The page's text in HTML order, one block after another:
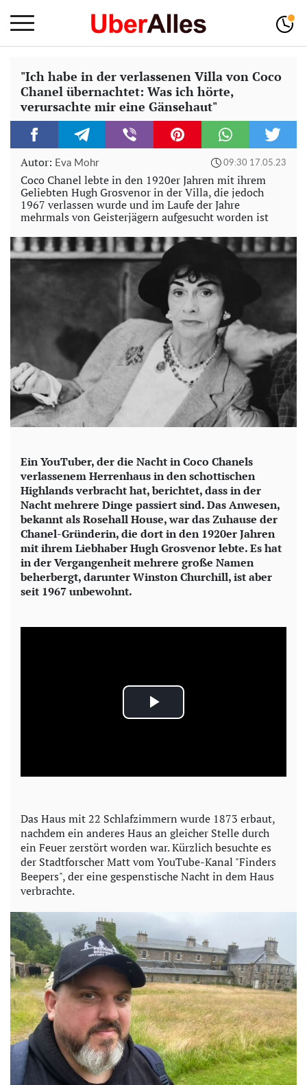
"Ich habe in der verlassenen Villa von Coco
Chanel übernachtet: Was ich hörte,
verursachte mir eine Gänsehaut"
Autor: Eva Mohr 09:30 17.05.23
Coco Chanel lebte in den 1920er Jahren mit ihrem
Geliebten Hugh Grosvenor in der Villa, die jedoch
1967 verlassen wurde und im Laufe der Jahre
mehrmals von Geisterjägern aufgesucht worden ist
Ein YouTuber, der die Nacht in Coco Chanels
verlassenem Herrenhaus in den schottischen
Highlands verbracht hat, berichtet, dass in der
Nacht mehrere Dinge passiert sind. Das Anwesen,
bekannt als Rosehall House, war das Zuhause der
Chanel-Gründerin, die dort in den 1920er Jahren
mit ihrem Liebhaber Hugh Grosvenor lebte. Es hat
in der Vergangenheit mehrere große Namen
beherbergt, darunter Winston Churchill, ist aber
seit 1967 unbewohnt.
P
a
V
i
e
o
Das Haus mit 22 Schlafzimmern wurde 1873 erbaut,
nachdem ein anderes Haus an gleicher Stelle durch
ein Feuer zerstört worden war. Kürzlich besuchte es
der Stadtforscher Matt vom YouTube-Kanal "Finders
Beepers", der eine gespenstische Nacht in dem Haus
verbrachte.